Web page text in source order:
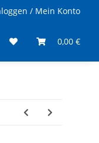
/ Mein Konto
0,00 €